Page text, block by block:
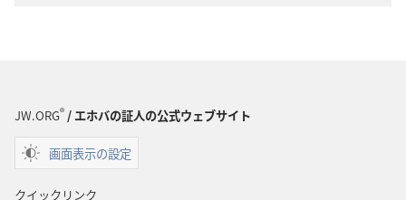
JW.ORG®/ エホバの証人の公式ウェブサイト
画面表示の設定
クイックリンク